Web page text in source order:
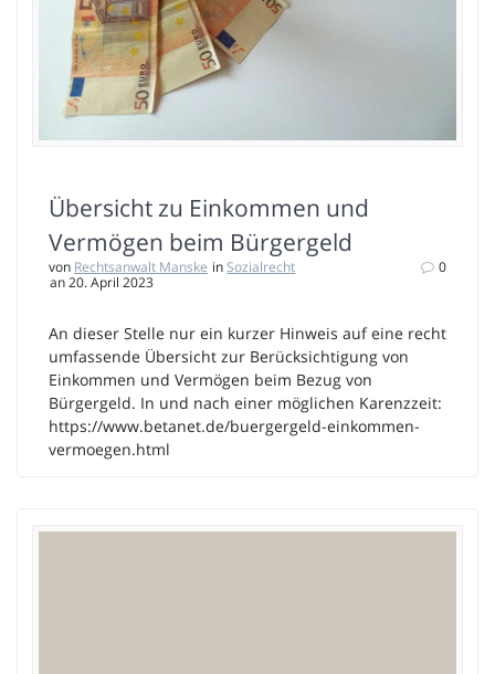
Übersicht zu Einkommen und
Vermögen beim Bürgergeld
von Rechtsanwalt Manske inSozialrecht
an 20. April 2023
0
An dieser Stelle nur ein kurzer Hinweis auf eine recht
umfassende Übersicht zur Berücksichtigung von
Einkommen und Vermögen beim Bezug von
Bürgergeld. In und nach einer möglichen Karenzzeit:
https://www.betanet.de/buergergeld-einkommen-
vermoegen.html